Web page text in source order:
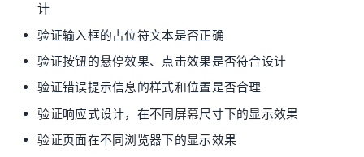
计
验证输入框的占位符文本是否正确
验证按钮的悬停效果、点击效果是否符合设计
验证错误提示信息的样式和位置是否合理
验证响应式设计，在不同屏幕尺寸下的显示效果
验证页面在不同浏览器下的显示效果